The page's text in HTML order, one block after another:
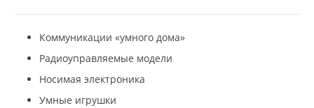
Коммуникации «умного дома»
Радиоуправляемые модели
Носимая электроника
Умные игрушки